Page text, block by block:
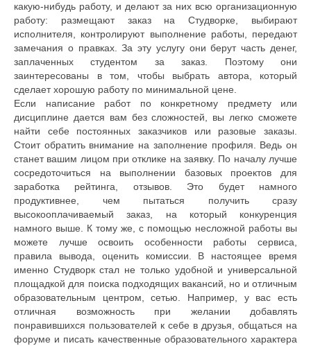
какую-нибудь работу, и делают за них всю организационную
работу: размещают заказ на Студворке, выбирают
исполнителя, контролируют выполнение работы, передают
замечания о правках. За эту услугу они берут часть денег,
заплаченных студентом за заказ. Поэтому они
заинтересованы в том, чтобы выбрать автора, который
сделает хорошую работу по минимальной цене.
Если написание работ по конкретному предмету или
дисциплине дается вам без сложностей, вы легко сможете
найти себе постоянных заказчиков или разовые заказы.
Стоит обратить внимание на заполнение профиля. Ведь он
станет вашим лицом при отклике на заявку. По началу лучше
сосредоточиться на выполнении базовых проектов для
заработка рейтинга, отзывов. Это будет намного
продуктивнее, чем пытаться получить сразу
высокооплачиваемый заказ, на который конкуренция
намного выше. К тому же, с помощью несложной работы вы
можете лучше освоить особенности работы сервиса,
правила вывода, оценить комиссии. В настоящее время
именно Студворк стал не только удобной и универсальной
площадкой для поиска подходящих вакансий, но и отличным
образовательным центром, сетью. Например, у вас есть
отличная возможность при желании добавлять
понравившихся пользователей к себе в друзья, общаться на
форуме и писать качественные образовательного характера